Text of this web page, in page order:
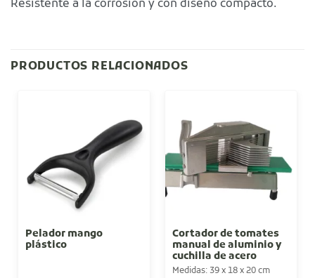
Resistente a la corrosión y con diseño compacto.
PRODUCTOS RELACIONADOS
Pelador mango
plástico
Cortador de tomates
manual de aluminio y
cuchilla de acero
inoxidable
Medidas: 39 x 18 x 20 cm